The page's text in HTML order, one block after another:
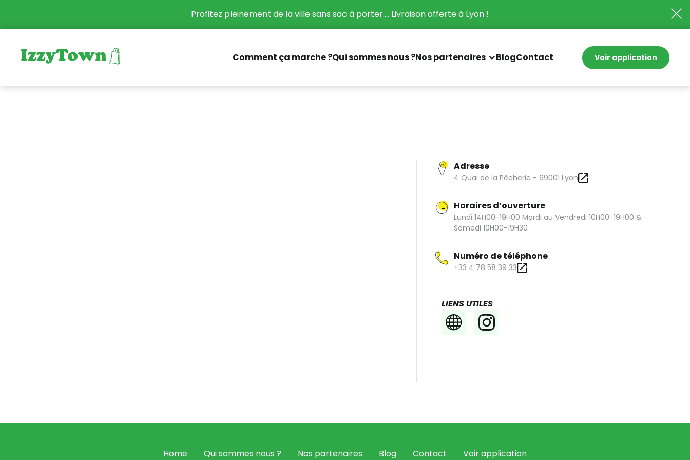
Profitez pleinement de la ville sans sac à porter.... Livraison offerte à Lyon !
Comment ça marche ?Qui sommes nous ?Nos partenaires BlogContact Voir application
Adresse
4 Quai de la Pêcherie - 69001 Lyon
Horaires d’ouverture
Lundi 14H00-19H00 Mardi au Vendredi 10H00-19H00 &
Samedi 10H00-19H30
Numéro de téléphone
+33 4 78 58 39 33
LIENS UTILES
Home Qui sommes nous ? Nos partenaires Blog Contact Voir application